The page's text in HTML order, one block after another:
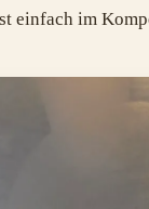
einfach im